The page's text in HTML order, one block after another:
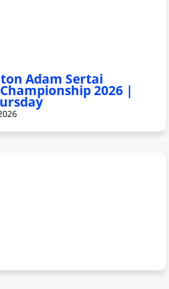
Adam Sertai
2026 |